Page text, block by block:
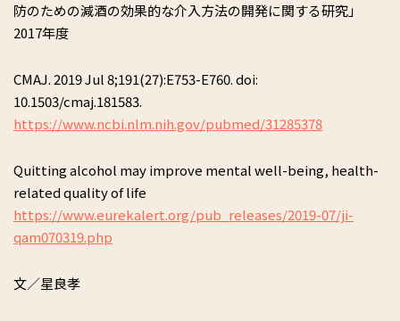
防のための減酒の効果的な介入方法の開発に関する研究」
2017年度
CMAJ. 2019 Jul 8;191(27):E753-E760. doi:
10.1503/cmaj.181583.
https://www.ncbi.nlm.nih.gov/pubmed/31285378
Quitting alcohol may improve mental well-being, health-
related quality of life
https://www.eurekalert.org/pub_releases/2019-07/ji-
qam070319.php
文／星良孝